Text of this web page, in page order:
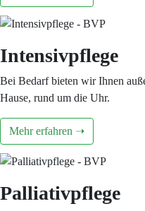
Intensivpflege
Bei Bedarf bieten wir Ihnen
Hause, rund um die Uhr.
Mehr erfahren ➝
Palliativpflege